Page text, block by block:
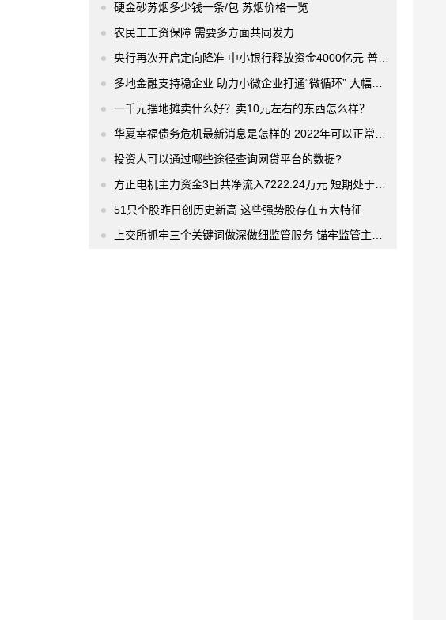
硬金砂苏烟多少钱一条/包 苏烟价格一览
农民工工资保障 需要多方面共同发力
央行再次开启定向降准 中小银行释放资金4000亿元 普惠金融获得加持
多地金融支持稳企业 助力小微企业打通“微循环” 大幅提高业务办理速度
一千元摆地摊卖什么好？卖10元左右的东西怎么样？
华夏幸福债务危机最新消息是怎样的 2022年可以正常吗？
投资人可以通过哪些途径查询网贷平台的数据?
方正电机主力资金3日共净流入7222.24万元 短期处于流入趋势
51只个股昨日创历史新高 这些强势股存在五大特征
上交所抓牢三个关键词做深做细监管服务 锚牢监管主业“专注力”